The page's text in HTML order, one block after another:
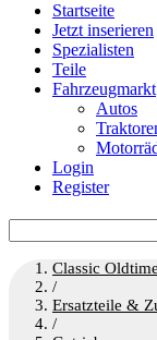
Startseite
Jetzt inserieren
Spezialisten
Teile
Fahrzeugmarkt
Autos
Login
Register
nach:
Classic
/
Ersatzteile &
/